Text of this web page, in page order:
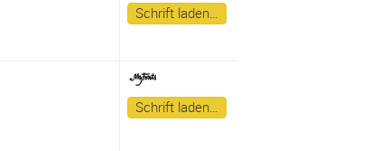
Schrift laden…
Schrift laden…